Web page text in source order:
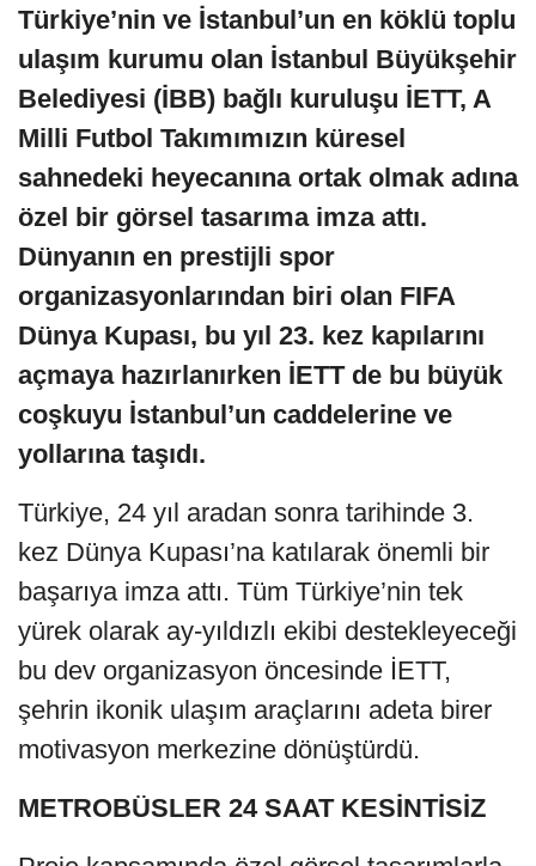
Türkiye’nin ve İstanbul’un en köklü toplu
ulaşım kurumu olan İstanbul Büyükşehir
Belediyesi (İBB) bağlı kuruluşu İETT, A
Milli Futbol Takımımızın küresel
sahnedeki heyecanına ortak olmak adına
özel bir görsel tasarıma imza attı.
Dünyanın en prestijli spor
organizasyonlarından biri olan FIFA
Dünya Kupası, bu yıl 23. kez kapılarını
açmaya hazırlanırken İETT de bu büyük
coşkuyu İstanbul’un caddelerine ve
yollarına taşıdı.
Türkiye, 24 yıl aradan sonra tarihinde 3.
kez Dünya Kupası’na katılarak önemli bir
başarıya imza attı. Tüm Türkiye’nin tek
yürek olarak ay-yıldızlı ekibi destekleyeceği
bu dev organizasyon öncesinde İETT,
şehrin ikonik ulaşım araçlarını adeta birer
motivasyon merkezine dönüştürdü.
METROBÜSLER 24 SAAT KESİNTİSİZ